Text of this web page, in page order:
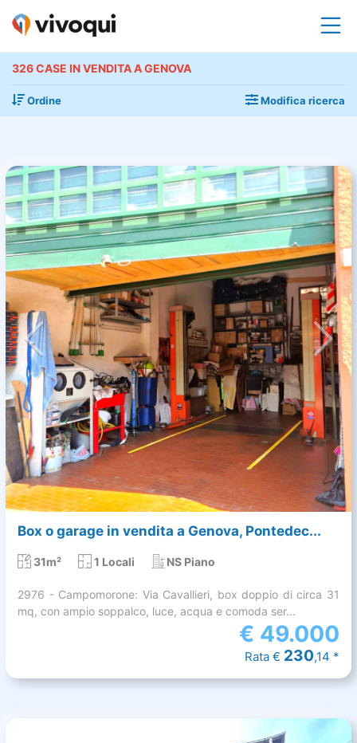
326 CASE IN VENDITA A GENOVA
Ordine Modifica ricerca
Box o garage in vendita a Genova, Pontedec...
31m² 1 Locali NS Piano
2976 - Campomorone: Via Cavallieri, box doppio di circa 31
mq, con ampio soppalco, luce, acqua e comoda ser...
€ 49.000
Rata € 230,14 *